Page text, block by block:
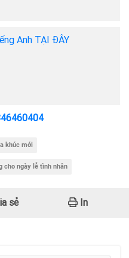
Anh TẠI ĐÂY
khúc mới
cho ngày lễ tình nhân
sẻ In